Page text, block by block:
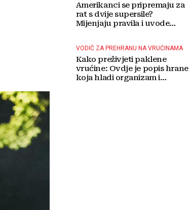
Amerikanci se pripremaju za
rat s dvije supersile?
Mijenjaju pravila i uvode
VODIČ ZA PREHRANU NA VRUĆINAMA
Kako preživjeti paklene
vrućine: Ovdje je popis hrane
koja hladi organizam i